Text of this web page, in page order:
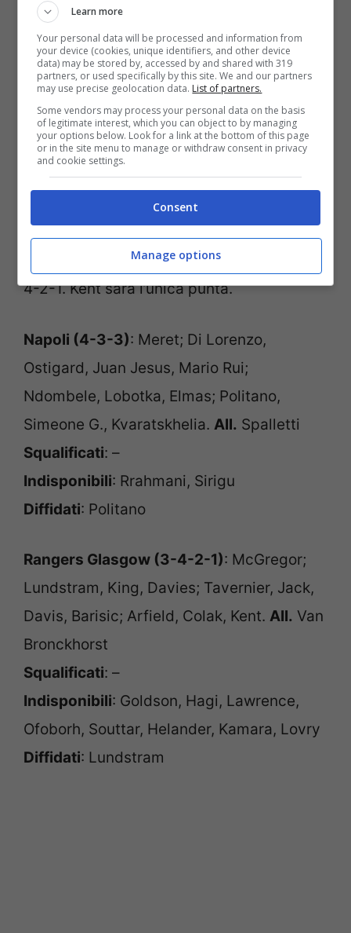
Infinity+. Contestualmente potrai seguire
il live del match sul nostro sito.
Napoli-Rangers, le
probabili formazioni
Nel Napoli Spalletti potrebbe far rifiatare
Osimhen e Zielinski, pronti Simeone ed
e Ostigard. Gli scozzesi con il consueto 3-
4-2-1. Kent sarà l’unica punta.
Napoli (4-3-3): Meret; Di Lorenzo,
Ostigard, Juan Jesus, Mario Rui;
Ndombele, Lobotka, Elmas; Politano,
Simeone G., Kvaratskhelia. All. Spalletti
Squalificati: –
Indisponibili: Rrahmani, Sirigu
Diffidati: Politano
Rangers Glasgow (3-4-2-1): McGregor;
Lundstram, King, Davies; Tavernier, Jack,
Davis, Barisic; Arfield, Colak, Kent. All. Van
Bronckhorst
Squalificati: –
Indisponibili: Goldson, Hagi, Lawrence,
Ofoborh, Souttar, Helander, Kamara, Lovry
Diffidati: Lundstram
Learn more
Your personal data will be processed and information from
your device (cookies, unique identifiers, and other device
data) may be stored by, accessed by and shared with 319
partners, or used specifically by this site. We and our partners
may use precise geolocation data. List of partners.
Some vendors may process your personal data on the basis
of legitimate interest, which you can object to by managing
your options below. Look for a link at the bottom of this page
or in the site menu to manage or withdraw consent in privacy
and cookie settings.
Consent
Manage options